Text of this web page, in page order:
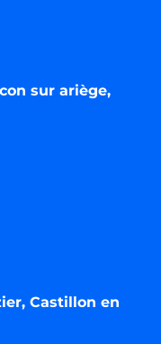
sur ariège,
Castillon en